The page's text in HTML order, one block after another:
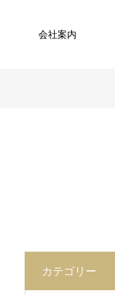
会社案内
カテゴリー